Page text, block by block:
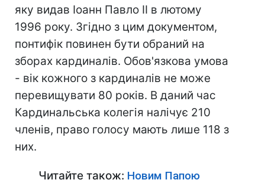
яку видав Іоанн Павло II в лютому
1996 року. Згідно з цим документом,
понтифік повинен бути обраний на
зборах кардиналів. Обов'язкова умова
- вік кожного з кардиналів не може
перевищувати 80 років. В даний час
Кардинальська колегія налічує 210
членів, право голосу мають лише 118 з
них.
Читайте також: Новим Папою